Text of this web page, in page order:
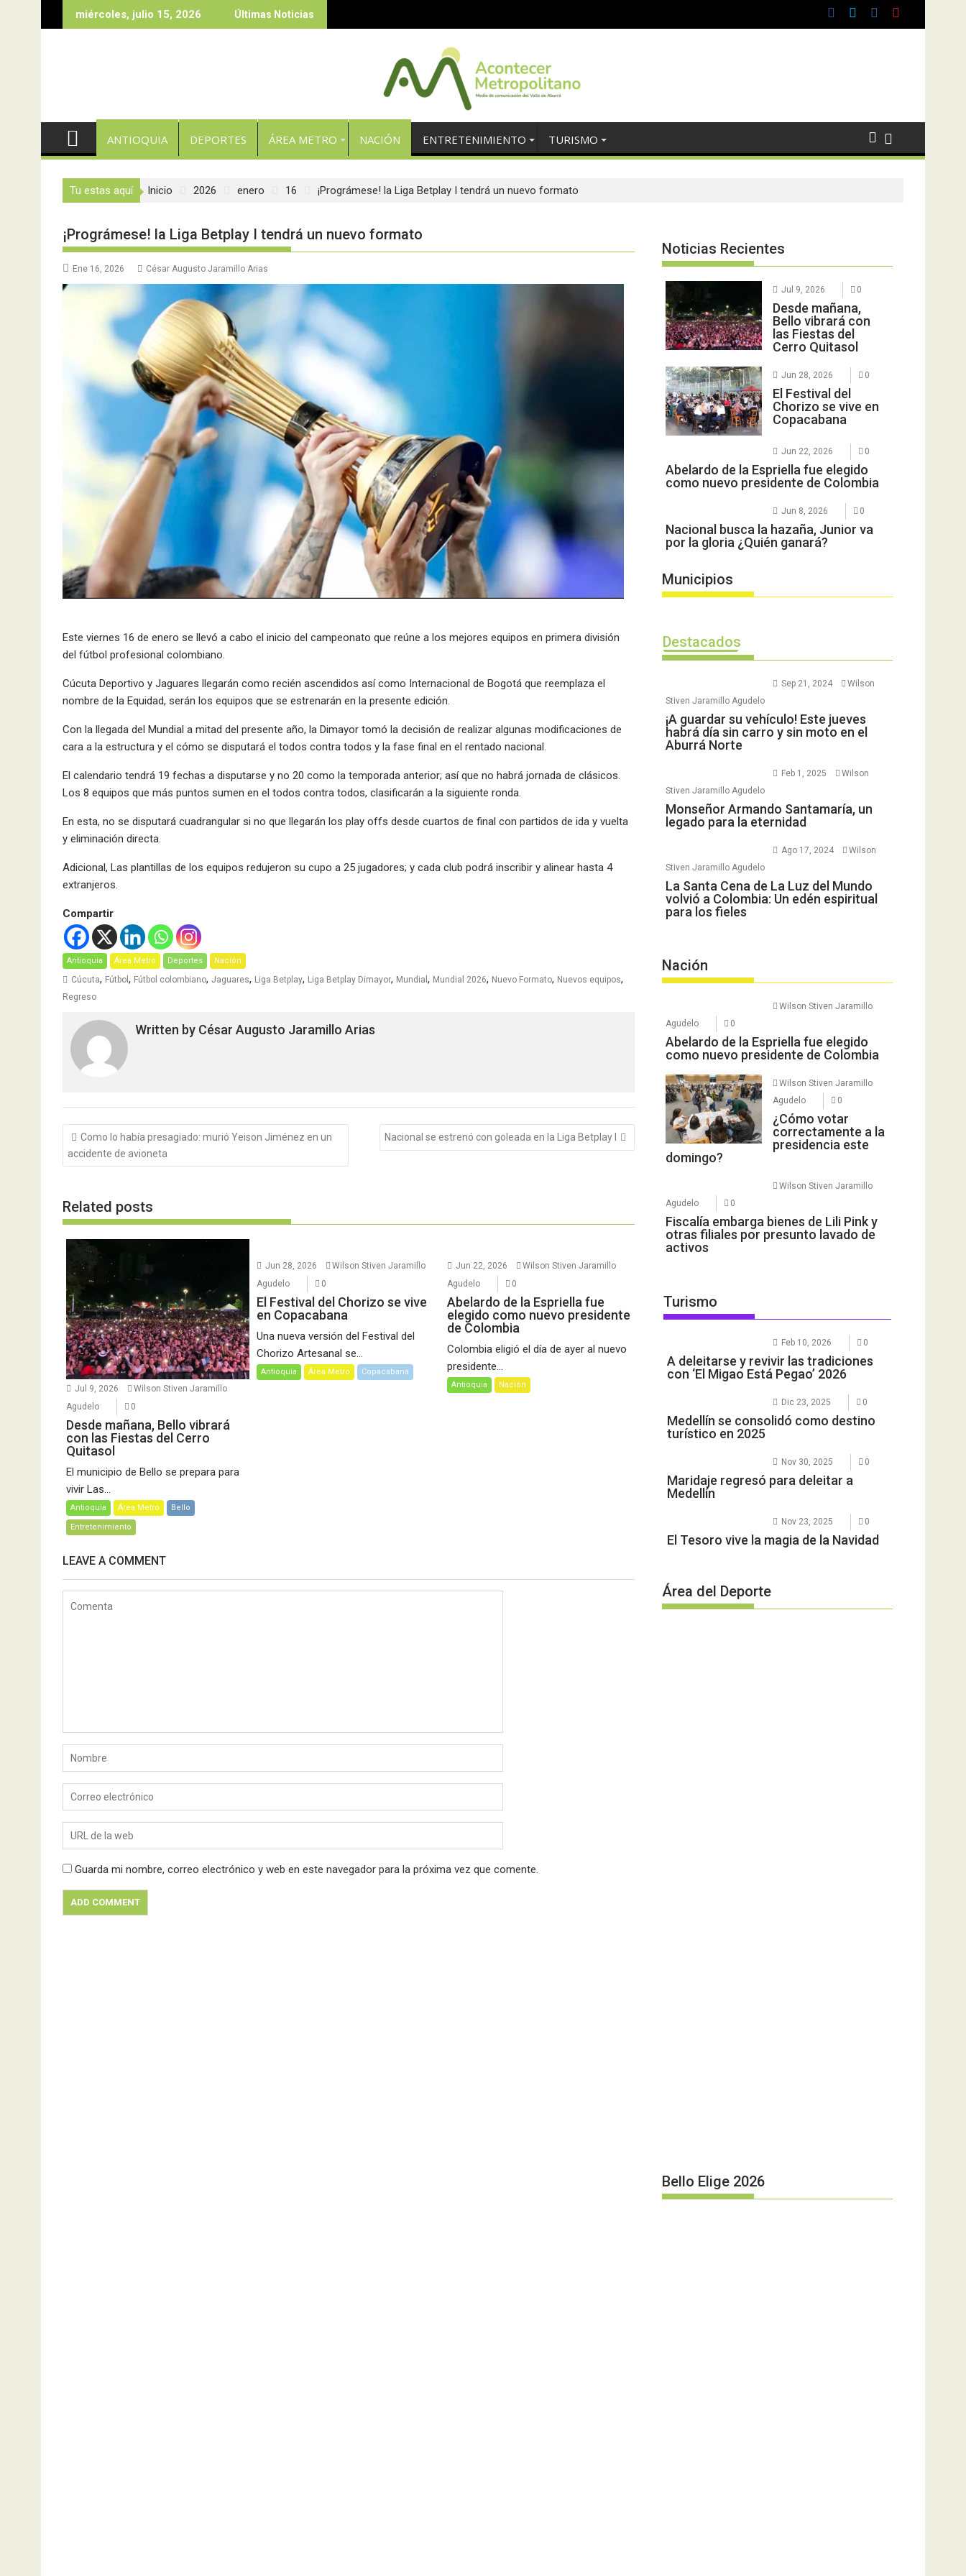
miércoles, julio 15, 2026 Últimas Noticias
ANTIOQUIA DEPORTES ÁREA METRO NACIÓN ENTRETENIMIENTO TURISMO
Tu estas aquí Inicio 2026 enero 16 ¡Prográmese! la Liga Betplay I tendrá un nuevo formato
¡Prográmese! la Liga Betplay I tendrá un nuevo formato
Ene 16, 2026 César Augusto Jaramillo Arias
Este viernes 16 de enero se llevó a cabo el inicio del campeonato que reúne a los mejores equipos en primera división
del fútbol profesional colombiano.
Cúcuta Deportivo y Jaguares llegarán como recién ascendidos así como Internacional de Bogotá que reemplaza el
nombre de la Equidad, serán los equipos que se estrenarán en la presente edición.
Con la llegada del Mundial a mitad del presente año, la Dimayor tomó la decisión de realizar algunas modificaciones de
cara a la estructura y el cómo se disputará el todos contra todos y la fase final en el rentado nacional.
El calendario tendrá 19 fechas a disputarse y no 20 como la temporada anterior; así que no habrá jornada de clásicos.
Los 8 equipos que más puntos sumen en el todos contra todos, clasificarán a la siguiente ronda.
En esta, no se disputará cuadrangular si no que llegarán los play offs desde cuartos de final con partidos de ida y vuelta
y eliminación directa.
Adicional, Las plantillas de los equipos redujeron su cupo a 25 jugadores; y cada club podrá inscribir y alinear hasta 4
extranjeros.
Compartir
Antioquia Área Metro Deportes Nación
Cúcuta, Fútbol , Fútbol colombiano, Jaguares, Liga Betplay, Liga Betplay Dimayor, Mundial , Mundial 2026, Nuevo Formato, Nuevos equipos,
Regreso
Written by César Augusto Jaramillo Arias
Navegación
de
entradas
Como lo había presagiado: murió Yeison Jiménez en un
accidente de avioneta
Nacional se estrenó con goleada en la Liga Betplay I
Related posts
Jul 9, 2026
Wilson Stiven Jaramillo
Agudelo
0
Desde mañana, Bello vibrará
con las Fiestas del Cerro
Quitasol
El municipio de Bello se prepara para
vivir Las...
Antioquia Área Metro Bello
Entretenimiento
Jun 28, 2026
Wilson Stiven Jaramillo
Agudelo
0
El Festival del Chorizo se vive
en Copacabana
Una nueva versión del Festival del
Chorizo Artesanal se...
Antioquia Área Metro Copacabana
Jun 22, 2026
Wilson Stiven Jaramillo
Agudelo
0
Abelardo de la Espriella fue
elegido como nuevo presidente
de Colombia
Colombia eligió el día de ayer al nuevo
presidente...
Antioquia Nación
LEAVE A COMMENT
Guarda mi nombre, correo electrónico y web en este navegador para la próxima vez que comente.
Noticias Recientes
Jul 9, 2026 0
Desde mañana,
Bello vibrará con
las Fiestas del
Cerro Quitasol
Jun 28, 2026 0
El Festival del
Chorizo se vive en
Copacabana
Jun 22, 2026 0
Abelardo de la Espriella fue elegido
como nuevo presidente de Colombia
Jun 8, 2026 0
Nacional busca la hazaña, Junior va
por la gloria ¿Quién ganará?
Municipios
Destacados
Sep 21, 2024
Wilson
Stiven Jaramillo Agudelo
¡A guardar su vehículo! Este jueves
habrá día sin carro y sin moto en el
Aburrá Norte
Feb 1, 2025
Wilson
Stiven Jaramillo Agudelo
Monseñor Armando Santamaría, un
legado para la eternidad
Ago 17, 2024
Wilson
Stiven Jaramillo Agudelo
La Santa Cena de La Luz del Mundo
volvió a Colombia: Un edén espiritual
para los fieles
Nación
Wilson Stiven Jaramillo
Agudelo
0
Abelardo de la Espriella fue elegido
como nuevo presidente de Colombia
Wilson Stiven Jaramillo
Agudelo
0
¿Cómo votar
correctamente a la
presidencia este
domingo?
Wilson Stiven Jaramillo
Agudelo
0
Fiscalía embarga bienes de Lili Pink y
otras filiales por presunto lavado de
activos
Turismo
Feb 10, 2026 0
A deleitarse y revivir las tradiciones
con ‘El Migao Está Pegao’ 2026
Dic 23, 2025 0
Medellín se consolidó como destino
turístico en 2025
Nov 30, 2025 0
Maridaje regresó para deleitar a
Medellín
Nov 23, 2025 0
El Tesoro vive la magia de la Navidad
Área del Deporte
Bello Elige 2026